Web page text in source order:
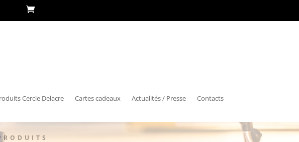
Cercle Delacre Cartes cadeaux Actualités / Presse Contacts